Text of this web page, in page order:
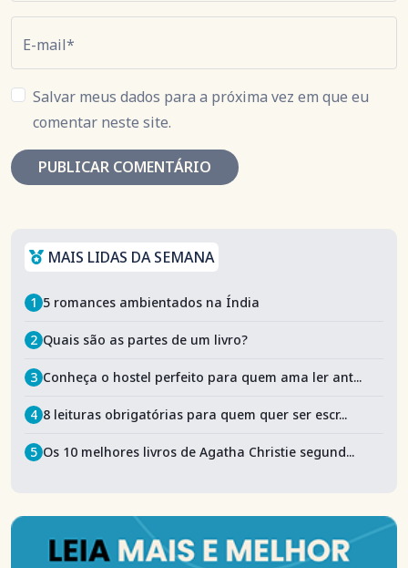
E-mail*
Salvar meus dados para a próxima vez em que eu
comentar neste site.
MAIS LIDAS DA SEMANA
1 5 romances ambientados na Índia
2 Quais são as partes de um livro?
3 Conheça o hostel perfeito para quem ama ler ant...
4 8 leituras obrigatórias para quem quer ser escr...
5 Os 10 melhores livros de Agatha Christie segund...